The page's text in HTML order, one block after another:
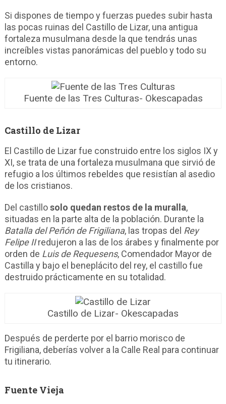
Si dispones de tiempo y fuerzas puedes subir hasta
las pocas ruinas del Castillo de Lizar, una antigua
fortaleza musulmana desde la que tendrás unas
increíbles vistas panorámicas del pueblo y todo su
entorno.
Fuente de las Tres Culturas- Okescapadas
Castillo de Lizar
El Castillo de Lizar fue construido entre los siglos IX y
XI, se trata de una fortaleza musulmana que sirvió de
refugio a los últimos rebeldes que resistían al asedio
de los cristianos.
Del castillosolo quedan restos de la muralla,
situadas en la parte alta de la población. Durante la
Batalla del Peñón de Frigiliana, las tropas del Rey
Felipe IIredujeron a las de los árabes y finalmente por
orden de Luis de Requesens, Comendador Mayor de
Castilla y bajo el beneplácito del rey, el castillo fue
destruido prácticamente en su totalidad.
Castillo de Lizar- Okescapadas
Después de perderte por el barrio morisco de
Frigiliana, deberías volver a la Calle Real para continuar
tu itinerario.
Fuente Vieja